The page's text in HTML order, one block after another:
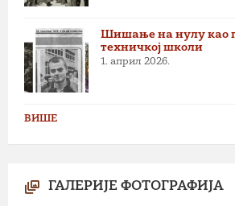
Шишање на нулу као
техничкој школи
1. април 2026.
ВИШЕ
ГАЛЕРИЈЕ ФОТОГРАФИЈА